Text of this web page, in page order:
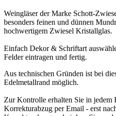
Weingläser der Marke Schott-
besonders feinen und dünnen
hochwertigem Zwiesel Kristallglas.
Einfach Dekor & Schriftart
Felder eintragen und fertig.
Aus technischen Gründen ist bei
Edelmetallrand möglich.
Zur Kontrolle erhalten Sie in jedem
Korrekturabzug per Email - erst